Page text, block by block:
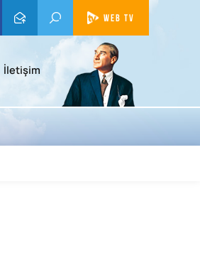
WEB TV
İletişim